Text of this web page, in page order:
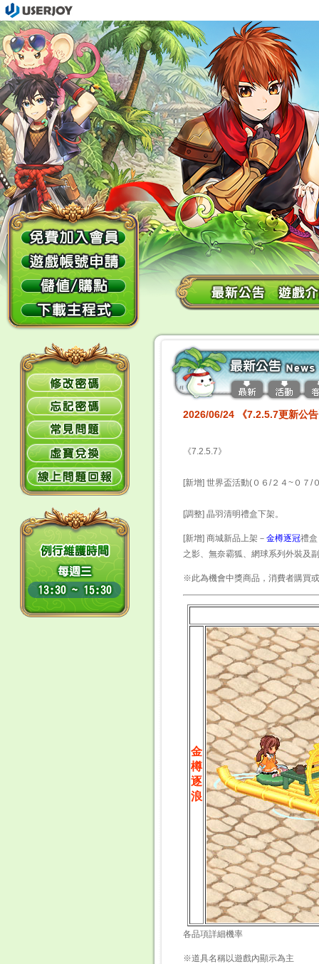
2026/06/24 《7.2.5.7更新公
《7.2.5.7》
[新增] 世界盃活動(０６/２４~０７/
[調整] 晶羽清明禮盒下架。
[新增] 商城新品上架－ 金樽逐冠禮
之影、無奈霸狐、網球系列外裝及
※此為機會中獎商品，消費者購買
金
樽
逐
浪
各品項詳細機率
※道具名稱以遊戲內顯示為主